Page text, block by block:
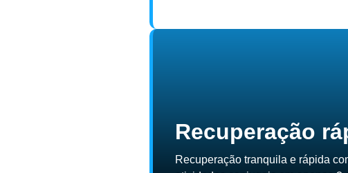
Recuperação
Recuperação tranquila e rápida